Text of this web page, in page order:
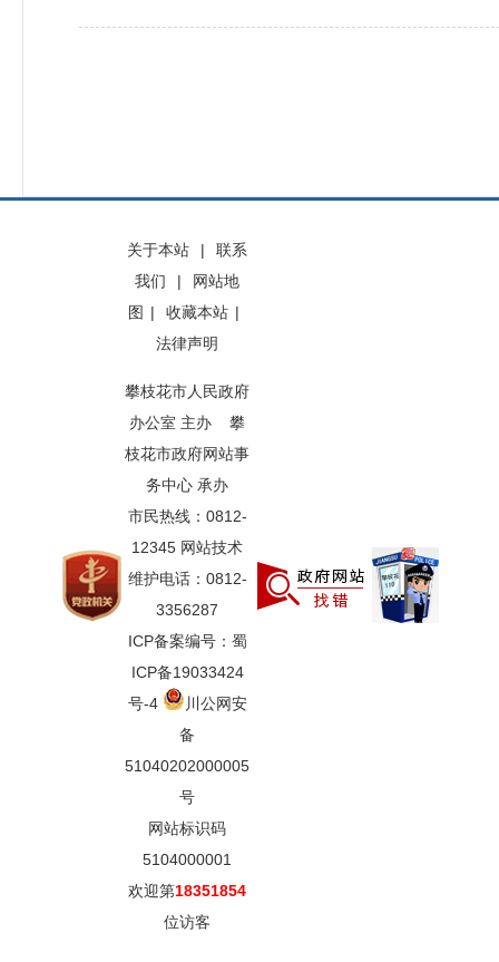
关于本站 |
联系
我们
|
网站地
图 | 收藏本站 |
法律声明
攀枝花市人民政府
办公室 主办 攀
枝花市政府网站事
务中心 承办
市民热线：0812-
12345 网站技术
维护电话：0812-
3356287
ICP备案编号：蜀
ICP备19033424
号-4
川公网安
备
51040202000005
号
网站标识码
5104000001
欢迎第18351854
位访客